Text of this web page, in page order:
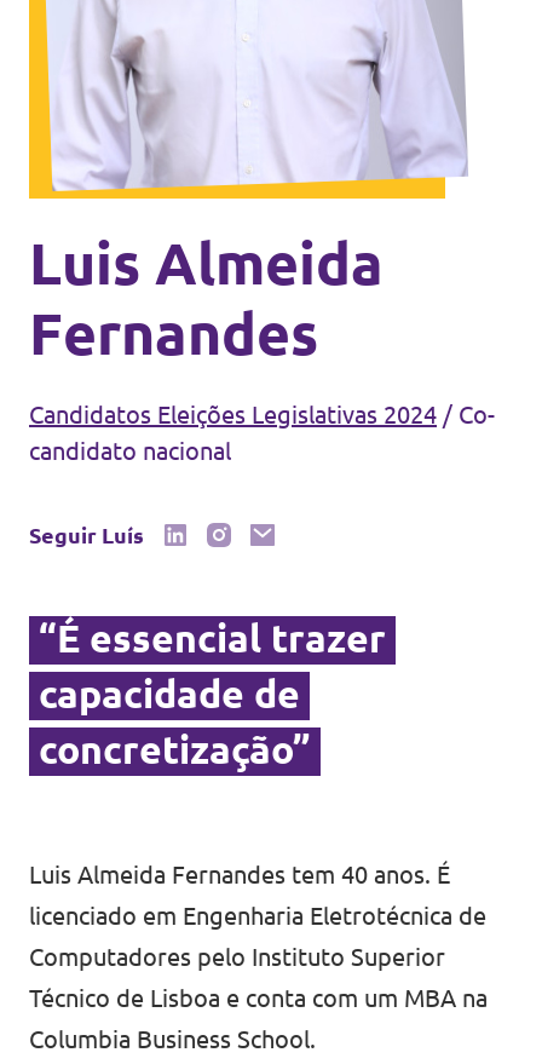
Eventos
Junta-te ao Volt!
Depressão Kristin
Fazer donativo
Luis Almeida
Fernandes
Candidatos Eleições Legislativas 2024 / Co-
candidato nacional
Seguir Luís
“É essencial trazer
capacidade de
concretização”
Luis Almeida Fernandes tem 40 anos. É
licenciado em Engenharia Eletrotécnica de
Computadores pelo Instituto Superior
Técnico de Lisboa e conta com um MBA na
Columbia Business School.